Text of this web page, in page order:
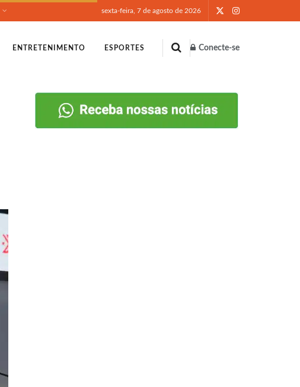
sexta-feira, 7 de agosto de 2026
ENTRETENIMENTO ESPORTES Conecte-se